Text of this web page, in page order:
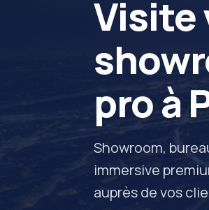
Visite
pro à
Showroom,
immersive
auprès de vos